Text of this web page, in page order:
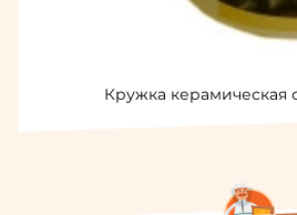
Кружка керамическая